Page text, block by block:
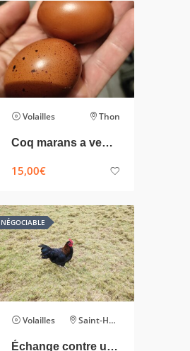
Volailles Thon
Coq marans a vendre
15,00€
NÉGOCIABLE
Volailles Saint-Hubert
Échange contre une poule